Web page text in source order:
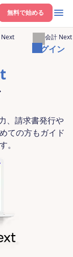
無料で始める
Next 弥生会計
ログイン
、請求書発行や
ての方もガイド
。